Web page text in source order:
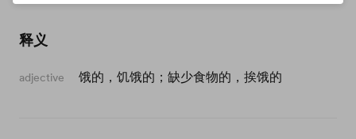
释义
adjective 饿的，饥饿的；缺少食物的，挨饿的